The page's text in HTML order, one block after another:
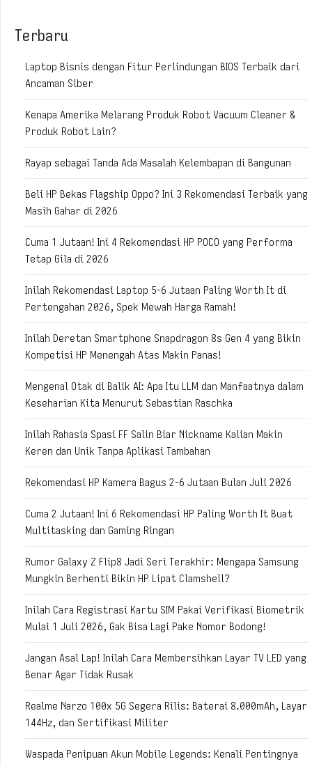
Terbaru
Laptop Bisnis dengan Fitur Perlindungan BIOS Terbaik dari
Ancaman Siber
Kenapa Amerika Melarang Produk Robot Vacuum Cleaner &
Produk Robot Lain?
Rayap sebagai Tanda Ada Masalah Kelembapan di Bangunan
Beli HP Bekas Flagship Oppo? Ini 3 Rekomendasi Terbaik yang
Masih Gahar di 2026
Cuma 1 Jutaan! Ini 4 Rekomendasi HP POCO yang Performa
Tetap Gila di 2026
Inilah Rekomendasi Laptop 5-6 Jutaan Paling Worth It di
Pertengahan 2026, Spek Mewah Harga Ramah!
Inilah Deretan Smartphone Snapdragon 8s Gen 4 yang Bikin
Kompetisi HP Menengah Atas Makin Panas!
Mengenal Otak di Balik AI: Apa Itu LLM dan Manfaatnya dalam
Keseharian Kita Menurut Sebastian Raschka
Inilah Rahasia Spasi FF Salin Biar Nickname Kalian Makin
Keren dan Unik Tanpa Aplikasi Tambahan
Rekomendasi HP Kamera Bagus 2-6 Jutaan Bulan Juli 2026
Cuma 2 Jutaan! Ini 6 Rekomendasi HP Paling Worth It Buat
Multitasking dan Gaming Ringan
Rumor Galaxy Z Flip8 Jadi Seri Terakhir: Mengapa Samsung
Mungkin Berhenti Bikin HP Lipat Clamshell?
Inilah Cara Registrasi Kartu SIM Pakai Verifikasi Biometrik
Mulai 1 Juli 2026, Gak Bisa Lagi Pake Nomor Bodong!
Jangan Asal Lap! Inilah Cara Membersihkan Layar TV LED yang
Benar Agar Tidak Rusak
Realme Narzo 100x 5G Segera Rilis: Baterai 8.000mAh, Layar
144Hz, dan Sertifikasi Militer
Waspada Penipuan Akun Mobile Legends: Kenali Pentingnya